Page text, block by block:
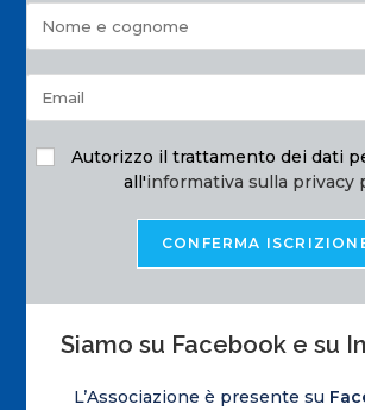
Autorizzo il trattamento dei dati
all'informativa sulla privacy
Siamo su Facebook e su
L’Associazione è presente su